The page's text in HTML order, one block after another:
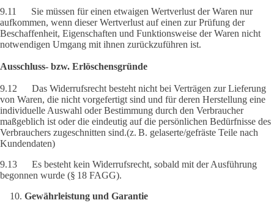
9.11 Sie müssen für einen etwaigen Wertverlust der Waren nur
aufkommen, wenn dieser Wertverlust auf einen zur Prüfung der
Beschaffenheit, Eigenschaften und Funktionsweise der Waren nicht
notwendigen Umgang mit ihnen zurückzuführen ist.
Ausschluss- bzw. Erlöschensgründe
9.12 Das Widerrufsrecht besteht nicht bei Verträgen zur Lieferung
von Waren, die nicht vorgefertigt sind und für deren Herstellung eine
individuelle Auswahl oder Bestimmung durch den Verbraucher
maßgeblich ist oder die eindeutig auf die persönlichen Bedürfnisse des
Verbrauchers zugeschnitten sind.(z. B. gelaserte/gefräste Teile nach
Kundendaten)
9.13 Es besteht kein Widerrufsrecht, sobald mit der Ausführung
begonnen wurde (§ 18 FAGG).
Gewährleistung und Garantie